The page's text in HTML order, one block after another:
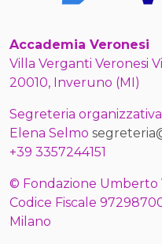
Accademia Veronesi
Villa Verganti Veronesi
20010, Inveruno (MI)
Segreteria
Elena Selmo
+39 3357244151
© Fondazione Umberto
Codice Fiscale
Milano